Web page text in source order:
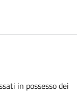
in possesso dei